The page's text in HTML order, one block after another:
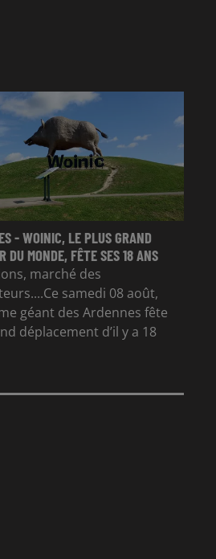
- WOINIC, LE PLUS GRAND
DU MONDE, FÊTE SES 18 ANS
marché des
samedi 08 août,
géant des Ardennes fête
déplacement d’il y a 18